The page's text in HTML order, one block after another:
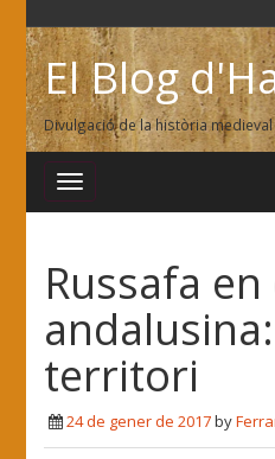
El Blog
Divulgació de la història medieval
Russafa
territori
24 de gener de 2017by